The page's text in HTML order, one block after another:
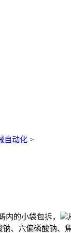
自动化 >
的小袋包拆，
、六偏磷酸钠